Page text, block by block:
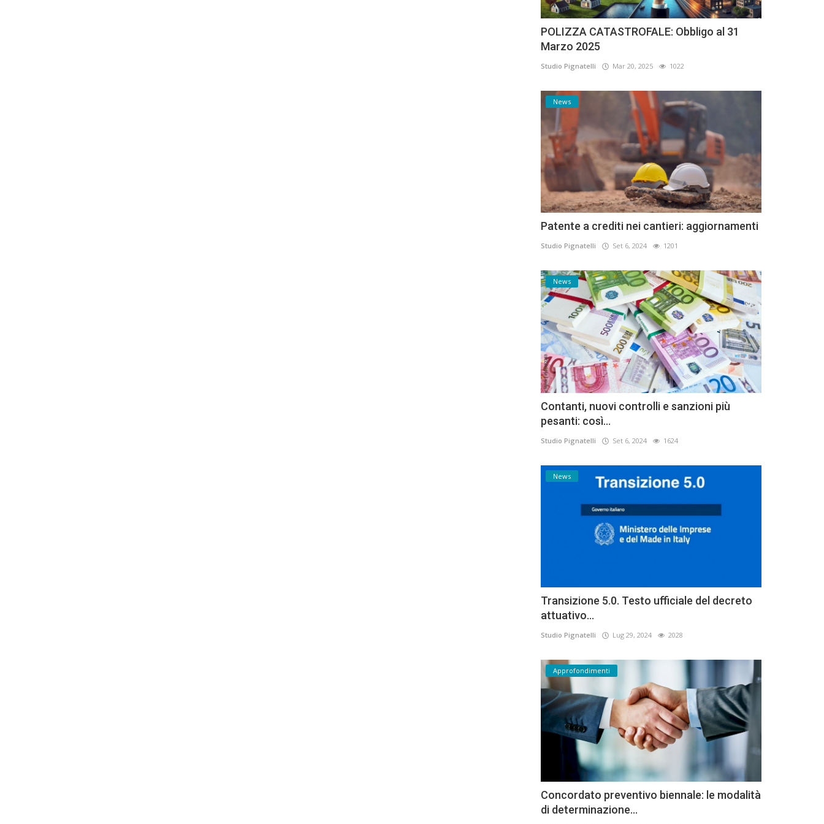
POLIZZA CATASTROFALE: Obbligo al 31
Marzo 2025
Studio Pignatelli Mar 20, 2025 1022
News
Patente a crediti nei cantieri: aggiornamenti
Studio Pignatelli Set 6, 2024 1201
News
Contanti, nuovi controlli e sanzioni più
pesanti: così...
Studio Pignatelli Set 6, 2024 1624
News
Transizione 5.0. Testo ufficiale del decreto
attuativo...
Studio Pignatelli Lug 29, 2024 2028
Approfondimenti
Concordato preventivo biennale: le modalità
di determinazione...